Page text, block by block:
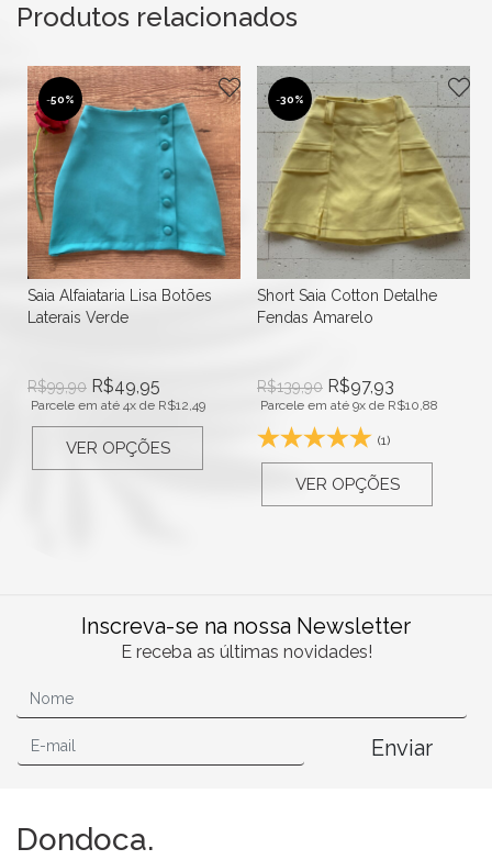
Produtos relacionados
-50%
Saia Alfaiataria Lisa Botões
Laterais Verde
R$99,90 R$49,95
Parcele em até 4x de R$12,49
VER OPÇÕES
-30%
Short Saia Cotton Detalhe
Fendas Amarelo
R$139,90 R$97,93
Parcele em até 9x de R$10,88
(1)
VER OPÇÕES
Inscreva-se na nossa Newsletter
E receba as últimas novidades!
Enviar
Dondoca.